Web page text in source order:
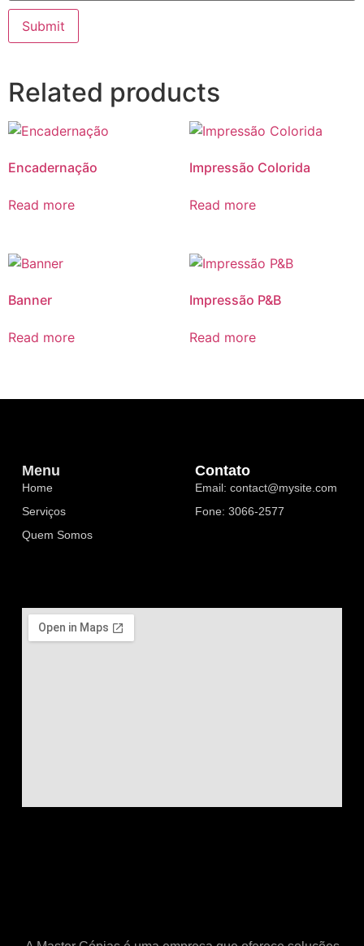
Related products
Encadernação
Read more
Impressão Colorida
Read more
Banner
Read more
Impressão P&B
Read more
Menu
Home
Serviços
Quem Somos
Contato
Email: contact@mysite.com
Fone: 3066-2577